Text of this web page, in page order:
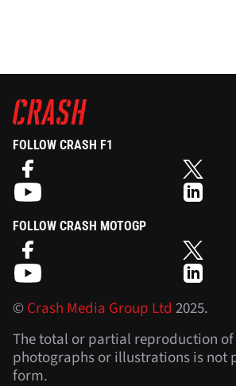
FOLLOW CRASH F1
FOLLOW CRASH MOTOGP
©Crash Media Group Ltd 2025.
The total or partial reproduction of
photographs or illustrations is not
form.